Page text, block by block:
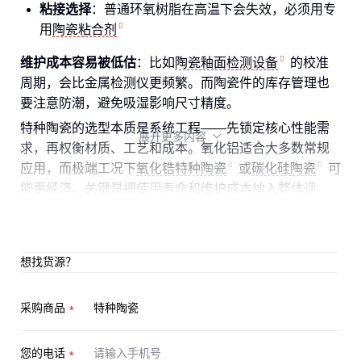
粘接选择：普通环氧树脂在高温下会失效，必须用专
用 陶瓷粘合剂
维护成本容易被低估：比如 陶瓷釉面检测设备
的校准
周期，会比金属检测仪更频繁。而陶瓷件的库存管理也
要注意防潮，避免吸湿影响尺寸精度。
特种陶瓷的选型本质是系统工程——先锁定核心性能需
求，再权衡材质、工艺和成本。氧化铝适合大多数常规
应用，而极端工况下氧化锆特种陶瓷 或碳化硅陶瓷
可
能更经济。关键是把使用寿命和维护成本纳入整体评
展开更多内容 
想找货源？
采购商品
您的电话